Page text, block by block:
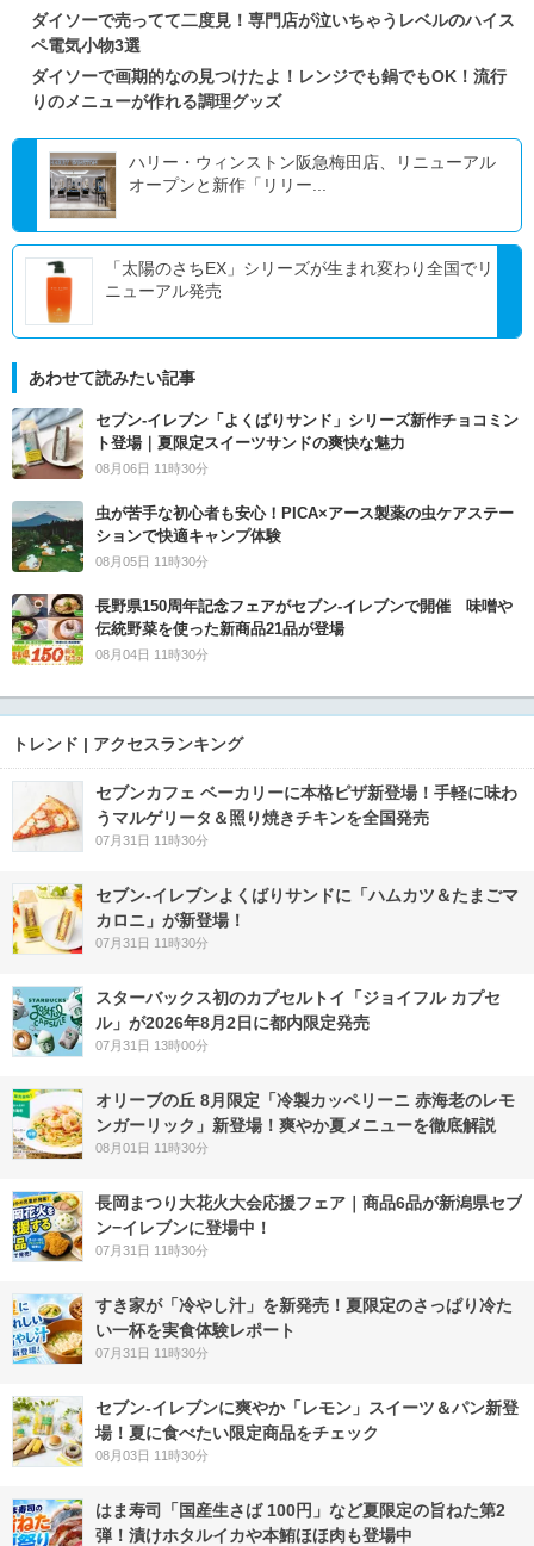
ダイソーで売ってて二度見！専門店が泣いちゃうレベルのハイス
ペ電気小物3選
ダイソーで画期的なの見つけたよ！レンジでも鍋でもOK！流行
りのメニューが作れる調理グッズ
ハリー・ウィンストン阪急梅田店、リニューアル
オープンと新作「リリー...
「太陽のさちEX」シリーズが生まれ変わり全国でリ
ニューアル発売
あわせて読みたい記事
セブン‐イレブン「よくばりサンド」シリーズ新作チョコミン
ト登場｜夏限定スイーツサンドの爽快な魅力
08月06日 11時30分
虫が苦手な初心者も安心！PICA×アース製薬の虫ケアステー
ションで快適キャンプ体験
08月05日 11時30分
長野県150周年記念フェアがセブン-イレブンで開催 味噌や
伝統野菜を使った新商品21品が登場
08月04日 11時30分
トレンド | アクセスランキング
セブンカフェ ベーカリーに本格ピザ新登場！手軽に味わ
うマルゲリータ＆照り焼きチキンを全国発売
07月31日 11時30分
セブン‐イレブンよくばりサンドに「ハムカツ＆たまごマ
カロニ」が新登場！
07月31日 11時30分
スターバックス初のカプセルトイ「ジョイフル カプセ
ル」が2026年8月2日に都内限定発売
07月31日 13時00分
オリーブの丘 8月限定「冷製カッペリーニ 赤海老のレモ
ンガーリック」新登場！爽やか夏メニューを徹底解説
08月01日 11時30分
長岡まつり大花火大会応援フェア｜商品6品が新潟県セブ
ン−イレブンに登場中！
07月31日 11時30分
すき家が「冷やし汁」を新発売！夏限定のさっぱり冷た
い一杯を実食体験レポート
07月31日 11時30分
セブン‐イレブンに爽やか「レモン」スイーツ＆パン新登
場！夏に食べたい限定商品をチェック
08月03日 11時30分
はま寿司「国産生さば 100円」など夏限定の旨ねた第2
弾！漬けホタルイカや本鮪ほほ肉も登場中